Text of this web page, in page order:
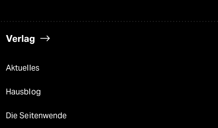
Verlag
Aktuelles
Hausblog
Die Seitenwende